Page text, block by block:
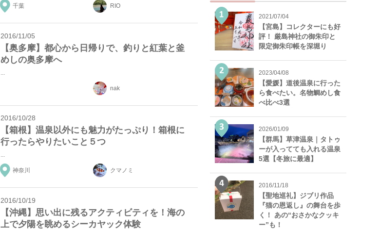
千葉 RIO
2016/11/05
【奥多摩】都心から日帰りで、釣りと紅葉と釜
めしの奥多摩へ
nak
2016/10/28
【箱根】温泉以外にも魅力がたっぷり！箱根に
行ったらやりたいこと５つ
...
神奈川 クマノミ
2016/10/19
【沖縄】思い出に残るアクティビティを！海の
上で夕陽を眺めるシーカヤック体験
2021/07/04
【宮島】コレクターにも好
評！ 厳島神社の御朱印と
限定御朱印帳を深堀り
2023/04/08
【愛媛】道後温泉に行った
ら食べたい。名物鯛めし食
べ比べ3選
2026/01/09
【群馬】草津温泉｜タトゥ
ーが入ってても入れる温泉
5選【冬旅に最適】
2016/11/18
【聖地巡礼】ジブリ作品
『猫の恩返し』の舞台を歩
く！ あの“おさかなクッキ
ー”も！